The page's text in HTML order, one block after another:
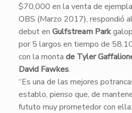
$70,000 en la venta de
OBS (Marzo 2017), respondió
debut en Gulfstream Park
por 5 largos en tiempo de
con la monta de Tyler
David Fawkes.
“Es una de las mejores
establo, pienso que, de
fututo muy prometedor con